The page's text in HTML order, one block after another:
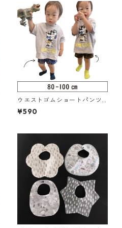
ウエストゴムショートパンツ 8
0-100（217-005-2）
¥590